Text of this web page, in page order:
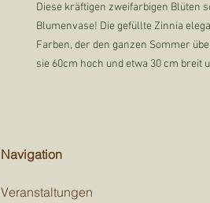
Diese kräftigen zweifarbigen Blüten
Blumenvase! Die gefüllte Zinnia
Farben, der den ganzen Sommer
sie 60cm hoch und etwa 30 cm breit
Navigation
Veranstaltungen